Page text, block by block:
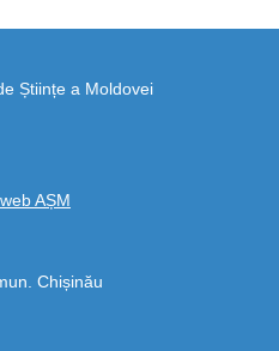
Științe a Moldovei
AȘM
Chișinău